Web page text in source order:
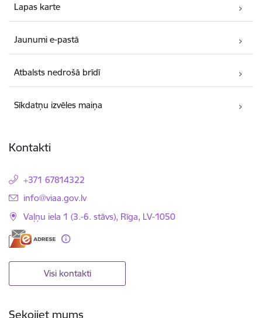
Lapas karte
Jaunumi e-pastā
Atbalsts nedrošā brīdī
Sīkdatņu izvēles maiņa
Kontakti
+371 67814322
E-pasts:
info@viaa.gov.lv
Vaļņu iela 1 (3.-6. stāvs), Rīga, LV-1050
Visi kontakti
Sekojiet mums